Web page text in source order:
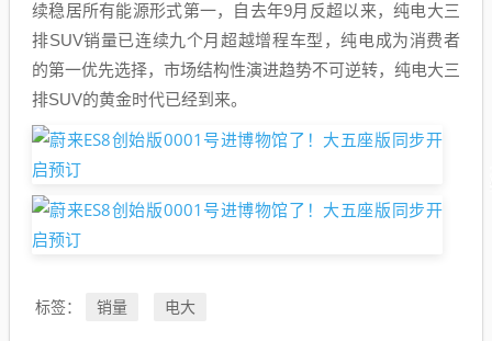
续稳居所有能源形式第一，自去年9月反超以来，纯电大三
排SUV销量已连续九个月超越增程车型，纯电成为消费者
的第一优先选择，市场结构性演进趋势不可逆转，纯电大三
排SUV的黄金时代已经到来。
标签： 销量 电大